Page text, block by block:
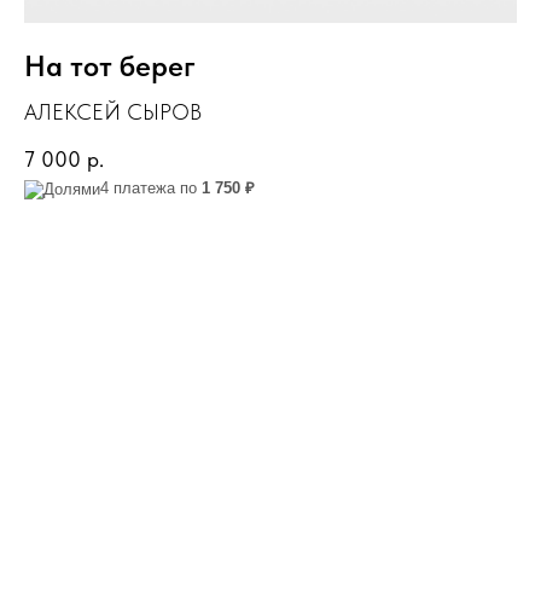
На тот берег
АЛЕКСЕЙ СЫРОВ
7 000 р.
4 платежа по 1 750 ₽